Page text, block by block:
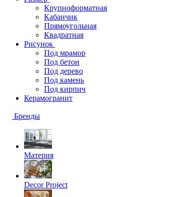
Крупноформатная
Кабанчик
Прямоугольная
Квадратная
Рисунок
Под мрамор
Под бетон
Под дерево
Под камень
Под кирпич
Керамогранит
Бренды
Материя
Decor Project